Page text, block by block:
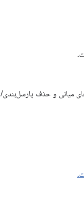
میانی و حذف پارسل‌بندی/